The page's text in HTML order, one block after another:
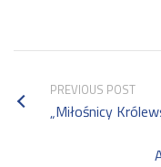
PREVIOUS POST
„Miłośnicy